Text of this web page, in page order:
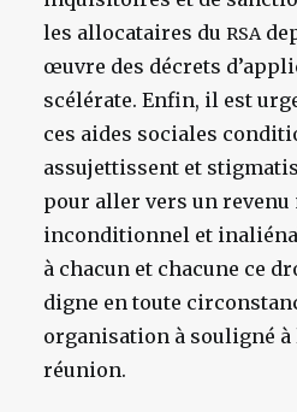
les allocataires du RSA
œuvre des décrets
scélérate. Enfin, il est
ces aides sociales
assujettissent et
pour aller vers un
inconditionnel et
à chacun et chacune ce
digne en toute
organisation à souligné à
réunion.